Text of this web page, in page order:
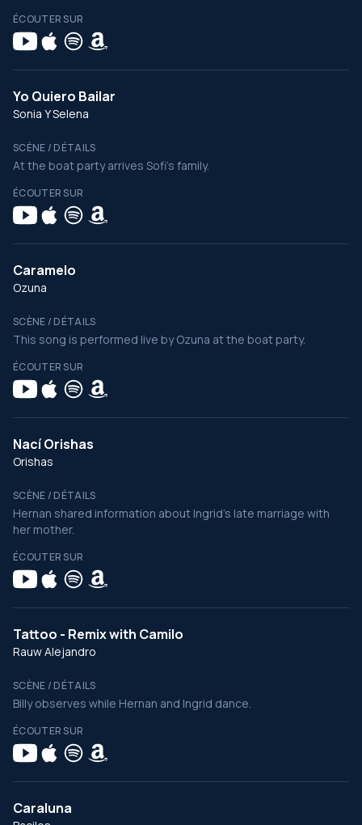
ÉCOUTER SUR
Yo Quiero Bailar
Sonia Y Selena
SCÈNE / DÉTAILS
At the boat party arrives Sofi's family.
ÉCOUTER SUR
Caramelo
Ozuna
SCÈNE / DÉTAILS
This song is performed live by Ozuna at the boat party.
ÉCOUTER SUR
Nací Orishas
Orishas
SCÈNE / DÉTAILS
Hernan shared information about Ingrid's late marriage with
her mother.
ÉCOUTER SUR
Tattoo - Remix with Camilo
Rauw Alejandro
SCÈNE / DÉTAILS
Billy observes while Hernan and Ingrid dance.
ÉCOUTER SUR
Caraluna